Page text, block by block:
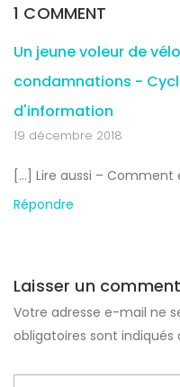
1 COMMENT
Un jeune voleur de
condamnations -
d'information
19 décembre 2018
[…] Lire aussi – Comment
Répondre
Laisser un
Votre adresse e-mail ne
obligatoires sont indiqués